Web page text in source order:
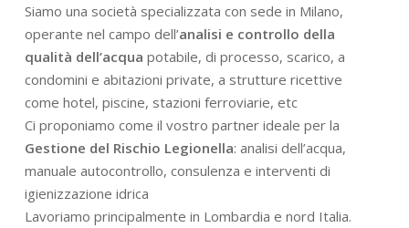
Siamo una società specializzata con sede in Milano,
operante nel campo dell’analisi e controllo della
qualità dell’acqua potabile, di processo, scarico, a
condomini e abitazioni private, a strutture ricettive
come hotel, piscine, stazioni ferroviarie, etc
Ci proponiamo come il vostro partner ideale per la
Gestione del Rischio Legionella: analisi dell’acqua,
manuale autocontrollo, consulenza e interventi di
igienizzazione idrica
Lavoriamo principalmente in Lombardia e nord Italia.